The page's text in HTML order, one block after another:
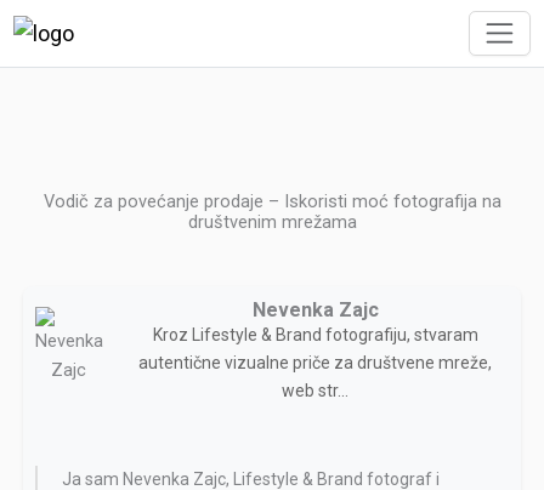
Vodič za povećanje prodaje – Iskoristi moć fotografija na
društvenim mrežama
Nevenka Zajc
Kroz Lifestyle & Brand fotografiju, stvaram
autentične vizualne priče za društvene mreže,
web str...
Ja sam Nevenka Zajc, Lifestyle & Brand fotograf i